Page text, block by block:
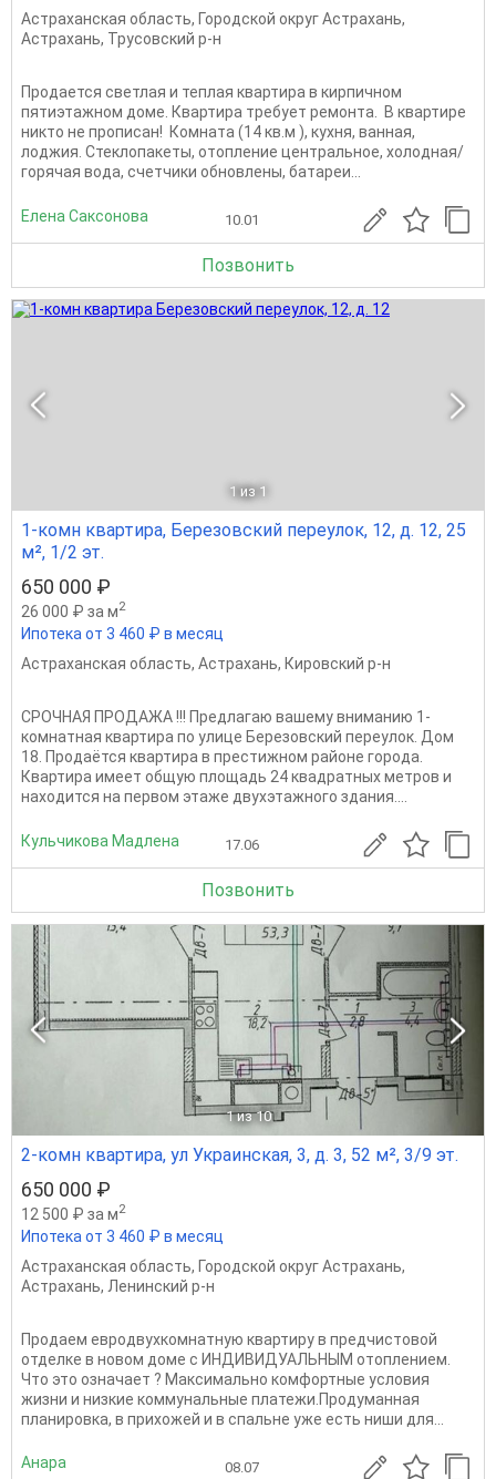
Астраханская область, Городской округ Астрахань,
Астрахань, Трусовский р-н
Продается светлая и теплая квартира в кирпичном
пятиэтажном доме. Квартира требует ремонта. В квартире
никто не прописан! Комната (14 кв.м ), кухня, ванная,
лоджия. Стеклопакеты, отопление центральное, холодная/
горячая вода, счетчики обновлены, батареи...
Елена Саксонова 10.01
Позвонить
1 из 1
1-комн квартира, Березовский переулок, 12, д. 12, 25
м², 1/2 эт.
650 000 ₽
26 000 ₽ за м2
Ипотека от 3 460 ₽ в месяц
Астраханская область, Астрахань, Кировский р-н
CРOЧHАЯ ПPОДАЖА !!! Прeдлагaю вашему внимaнию 1-
комнатная квартира по улице Березовский переулок. Дом
18. Продаётся квартира в престижном районе города.
Квартира имеет общую площадь 24 квадратных метров и
находится на первом этаже двухэтажного здания....
Кульчикова Мадлена 17.06
Позвонить
1 из 10
2-комн квартира, ул Украинская, 3, д. 3, 52 м², 3/9 эт.
650 000 ₽
12 500 ₽ за м2
Ипотека от 3 460 ₽ в месяц
Астраханская область, Городской округ Астрахань,
Астрахань, Ленинский р-н
Продаем евродвухкомнатную квартиру в предчистовой
отделке в новом доме с ИНДИВИДУАЛЬНЫМ отоплением.
Что это означает ? Максимально комфортные условия
жизни и низкие коммунальные платежи.Продуманная
планировка, в прихожей и в спальне уже есть ниши для...
Анара 08.07